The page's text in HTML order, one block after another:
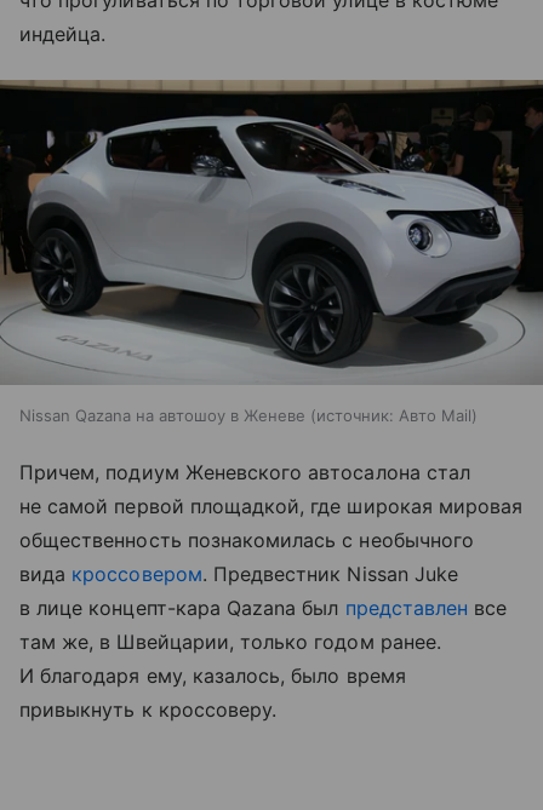
индейца.
Nissan Qazana на автошоу в Женеве источник: Авто Mail
Причем, подиум Женевского автосалона стал
не самой первой площадкой, где широкая мировая
общественность познакомилась с необычного
вида кроссовером. Предвестник Nissan Juke
в лице концепт-кара Qazana был представлен все
там же, в Швейцарии, только годом ранее.
И благодаря ему, казалось, было время
привыкнуть к кроссоверу.